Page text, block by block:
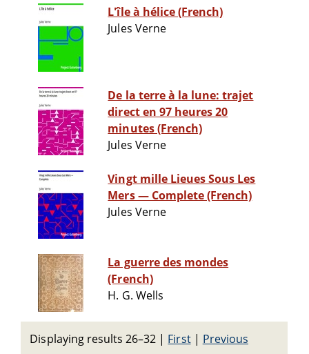
L'île à hélice (French)
Jules Verne
De la terre à la lune: trajet
direct en 97 heures 20
minutes (French)
Jules Verne
Vingt mille Lieues Sous Les
Mers — Complete (French)
Jules Verne
La guerre des mondes
(French)
H. G. Wells
Displaying results 26–32 | First| Previous